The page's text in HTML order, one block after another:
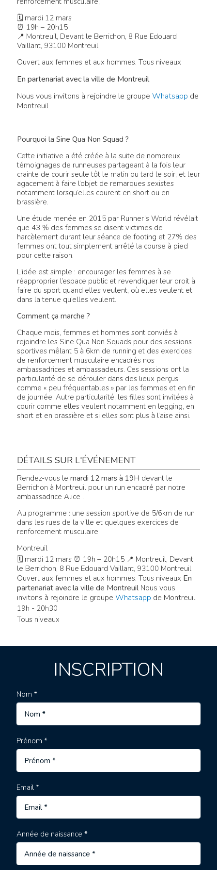
🗓 mardi 12 mars
⏰ 19h – 20h15
📍 Montreuil, Devant le Berrichon, 8 Rue Edouard
Vaillant, 93100 Montreuil
Ouvert aux femmes et aux hommes. Tous niveaux
En partenariat avec la ville de Montreuil
Nous vous invitons à rejoindre le groupe Whatsapp de
Montreuil
Pourquoi la Sine Qua Non Squad ?
Cette initiative a été créée à la suite de nombreux
témoignages de runneuses partageant à la fois leur
crainte de courir seule tôt le matin ou tard le soir, et leur
agacement à faire l’objet de remarques sexistes
notamment lorsqu’elles courent en short ou en
brassière.
Une étude menée en 2015 par Runner’s World révélait
que 43 % des femmes se disent victimes de
harcèlement durant leur séance de footing et 27% des
femmes ont tout simplement arrêté la course à pied
pour cette raison.
L’idée est simple : encourager les femmes à se
réapproprier l’espace public et revendiquer leur droit à
faire du sport quand elles veulent, où elles veulent et
dans la tenue qu’elles veulent.
Comment ça marche ?
Chaque mois, femmes et hommes sont conviés à
rejoindre les Sine Qua Non Squads pour des sessions
sportives mêlant 5 à 6km de running et des exercices
de renforcement musculaire encadrés nos
ambassadrices et ambassadeurs. Ces sessions ont la
particularité de se dérouler dans des lieux perçus
comme « peu fréquentables » par les femmes et en fin
de journée. Autre particularité, les filles sont invitées à
courir comme elles veulent notamment en legging, en
short et en brassière et si elles sont plus à l’aise ainsi.
DÉTAILS SUR L'ÉVÉNEMENT
Rendez-vous le mardi 12 mars à 19H devant le
Berrichon à Montreuil pour un run encadré par notre
ambassadrice Alice .
Au programme : une session sportive de 5/6km de run
dans les rues de la ville et quelques exercices de
renforcement musculaire
Montreuil
🗓 mardi 12 mars ⏰ 19h – 20h15 📍 Montreuil, Devant
le Berrichon, 8 Rue Edouard Vaillant, 93100 Montreuil
Ouvert aux femmes et aux hommes. Tous niveaux En
partenariat avec la ville de MontreuilNous vous
invitons à rejoindre le groupe Whatsapp de Montreuil
19h - 20h30
Tous niveaux
INSCRIPTION
Nom *
Prénom *
Email *
Année de naissance *